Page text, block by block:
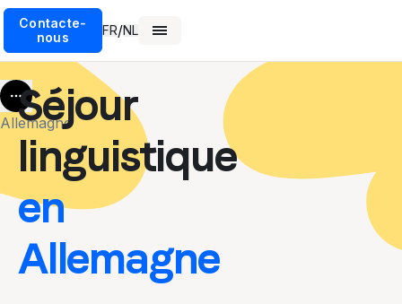
Contacte-
nous
FR/NL
More
Allemagne
Séjour
linguistique
en
Allemagne